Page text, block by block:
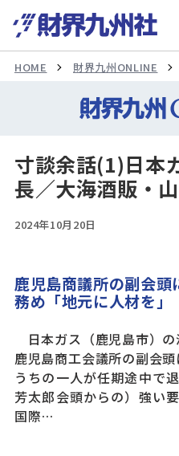
HOME 財界九州ONLINE
寸談余話(1)日本
長／大海酒販・
2024年10月20日
鹿児島商議所の副会
務め「地元に人材を」
日本ガス（鹿児島市）
鹿児島商工会議所の副会
うちの一人が任期途中で
芳太郎会頭からの）強い
国際…